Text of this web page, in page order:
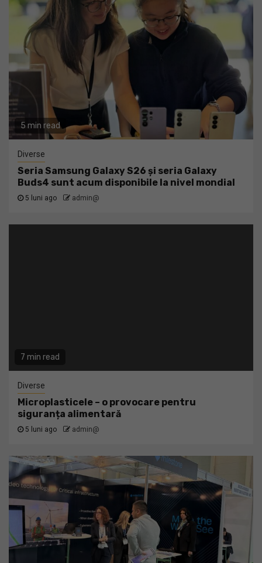
5 min read
Diverse
Seria Samsung Galaxy S26 și seria Galaxy
Buds4 sunt acum disponibile la nivel mondial
5 luni ago admin@
7 min read
Diverse
Microplasticele – o provocare pentru
siguranța alimentară
5 luni ago admin@